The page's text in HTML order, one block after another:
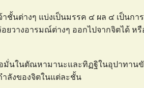
ชั้นต่างๆ แบ่งเป็นมรรค ๔ ผล ๔ เป็นก
วางอารมณ์ต่างๆ ออกไปจากจิตได้ หรื
มั่นในตัณหามานะและทิฏฐิในอุปาทาน
ลังของจิตในแต่ละชั้น